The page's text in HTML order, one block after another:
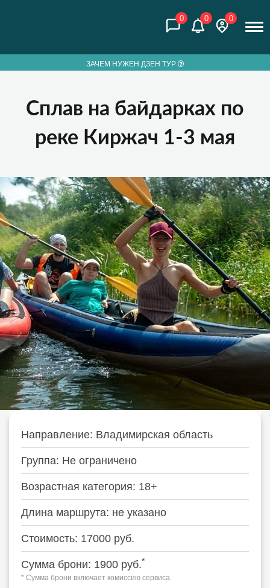
0 0 0
ЗАЧЕМ НУЖЕН ДЗЕН ТУР
Сплав на байдарках по
реке Киржач 1-3 мая
Направление: Владимирская область
Группа: Не ограничено
Возрастная категория: 18+
Длина маршрута: не указано
Стоимость: 17000 руб.
Сумма брони: 1900 руб.*
* Сумма брони включает комиссию сервиса.